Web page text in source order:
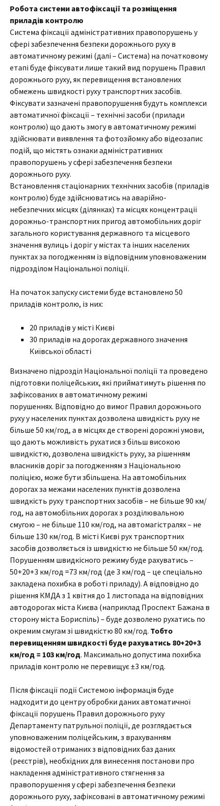
Робота системи автофіксації та розміщення
приладів контролю
Система фіксації адміністративних правопорушень у
сфері забезпечення безпеки дорожнього руху в
автоматичному режимі (далі – Система) на початковому
етапі буде фіксувати лише такий вид порушень Правил
дорожнього руху, як перевищення встановлених
обмежень швидкості руху транспортних засобів.
Фіксувати зазначені правопорушення будуть комплекси
автоматичної фіксації – технічні засоби (прилади
контролю) що дають змогу в автоматичному режимі
здійснювати виявлення та фотозйомку або відеозапис
подій, що містять ознаки адміністративних
правопорушень у сфері забезпечення безпеки
дорожнього руху.
Встановлення стаціонарних технічних засобів (приладів
контролю) буде здійснюватись на аварійно-
небезпечних місцях (ділянках) та місцях концентрації
дорожньо-транспортних пригод автомобільних доріг
загального користування державного та місцевого
значення вулиць і доріг у містах та інших населених
пунктах за погодженням із відповідним уповноваженим
підрозділом Національної поліції.
На початок запуску системи буде встановлено 50
приладів контролю, із них:
20 приладів у місті Києві
30 приладів на дорогах державного значення
Київської області
Визначено підрозділ Національної поліції та проведено
підготовки поліцейських, які прийматимуть рішення по
зафіксованих в автоматичному режимі
порушеннях. Відповідно до вимог Правил дорожнього
руху у населених пунктах дозволена швидкість руху не
більше 50 км/год, а в місцях де створені дорожні умови,
що дають можливість рухатися з більш високою
швидкістю, дозволена швидкість руху, за рішенням
власників доріг за погодженням з Національною
поліцією, може бути збільшена. На автомобільних
дорогах за межами населених пунктів дозволена
швидкість руху транспортних засобів – не більше 90 км/
год, на автомобільних дорогах з розділювальною
смугою – не більше 110 км/год, на автомагістралях – не
більше 130 км/год. В місті Києві рух транспортних
засобів дозволяється із швидкістю не більше 50 км/год.
Порушенням швидкісного режиму буде рахуватись –
50+20+3 км/год =73 км/год (де 3 км/год – це спеціально
закладена похибка в роботі приладу). А відповідно до
рішення КМДА з 1 квітня до 1 листопада на відповідних
автодорогах міста Києва (наприклад Проспект Бажана в
сторону міста Бориспіль) – буде дозволено рухатись по
окремим смугам зі швидкістю 80 км/год. Тобто
перевищенням швидкості буде рахуватись 80+20+3
км/год = 103 км/год. Максимально допустима похибка
приладів контролю не перевищує ±3 км/год.
Після фіксації події Системою інформація буде
надходити до центру обробки даних автоматичної
фіксації порушень Правил дорожнього руху
Департаменту патрульної поліції, де розглядається
уповноваженим поліцейським, з врахуванням
відомостей отриманих з відповідних баз даних
(реєстрів), необхідних для винесення постанови про
накладення адміністративного стягнення за
правопорушення у сфері забезпечення безпеки
дорожнього руху, зафіксовані в автоматичному режимі